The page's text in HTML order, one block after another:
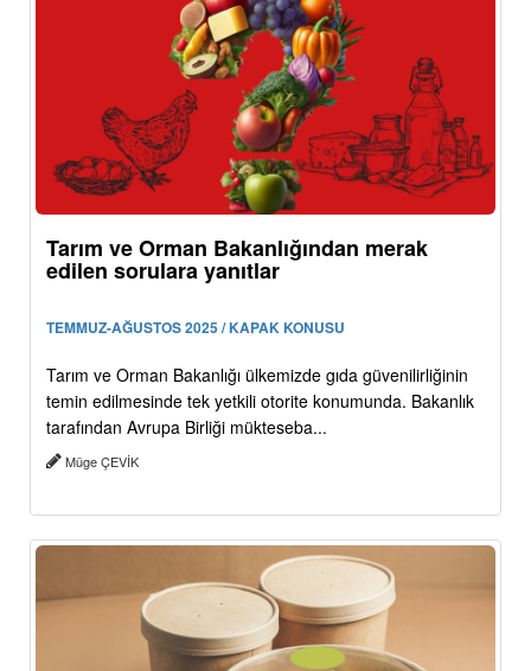
Tarım ve Orman Bakanlığından merak
edilen sorulara yanıtlar
TEMMUZ-AĞUSTOS 2025 / KAPAK KONUSU
Tarım ve Orman Bakanlığı ülkemizde gıda güvenilirliğinin
temin edilmesinde tek yetkili otorite konumunda. Bakanlık
tarafından Avrupa Birliği mükteseba...
Müge ÇEVİK